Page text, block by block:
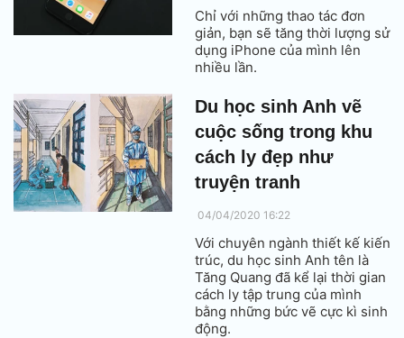
Chỉ với những thao tác đơn
giản, bạn sẽ tăng thời lượng sử
dụng iPhone của mình lên
nhiều lần.
Du học sinh Anh vẽ
cuộc sống trong khu
cách ly đẹp như
truyện tranh
04/04/2020 16:22
Với chuyên ngành thiết kế kiến
trúc, du học sinh Anh tên là
Tăng Quang đã kể lại thời gian
cách ly tập trung của mình
bằng những bức vẽ cực kì sinh
động.